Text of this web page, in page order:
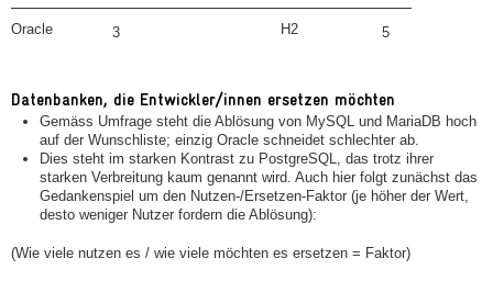
Oracle 3 H2 5
Datenbanken, die Entwickler/innen ersetzen möchten
Gemäss Umfrage steht die Ablösung von MySQL und MariaDB hoch
auf der Wunschliste; einzig Oracle schneidet schlechter ab.
Dies steht im starken Kontrast zu PostgreSQL, das trotz ihrer
starken Verbreitung kaum genannt wird. Auch hier folgt zunächst das
Gedankenspiel um den Nutzen-/Ersetzen-Faktor (je höher der Wert,
desto weniger Nutzer fordern die Ablösung):
(Wie viele nutzen es / wie viele möchten es ersetzen = Faktor)